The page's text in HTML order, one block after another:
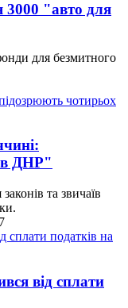
3000 "авто для
для безмитного
ДНР"
та звичаїв
від сплати